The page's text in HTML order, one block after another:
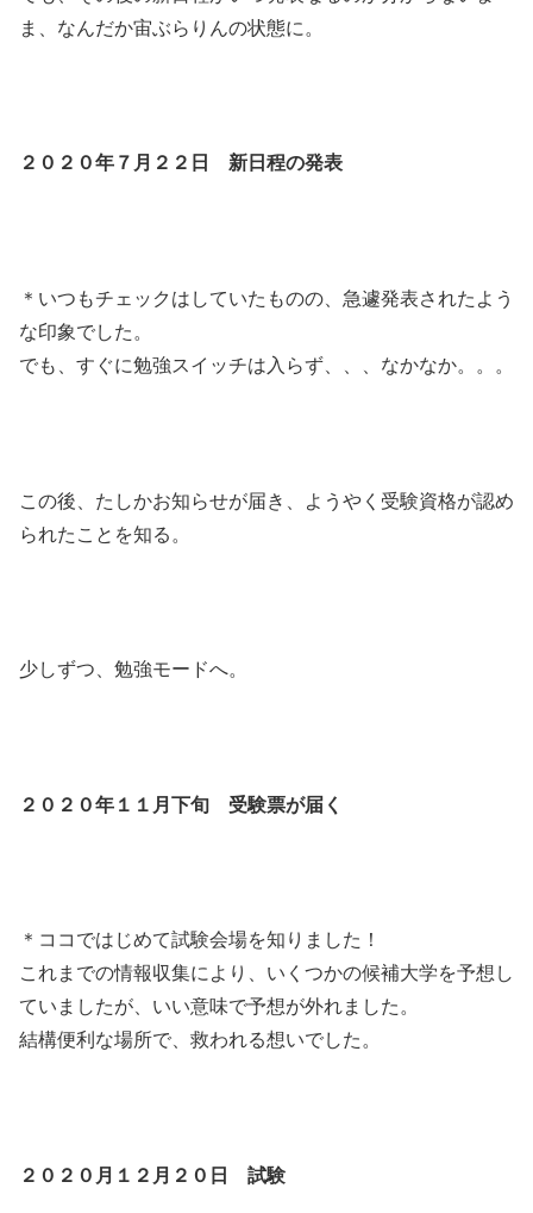
ま、なんだか宙ぶらりんの状態に。
２０２０年７月２２日 新日程の発表
＊いつもチェックはしていたものの、急遽発表されたよう
な印象でした。
でも、すぐに勉強スイッチは入らず、、、なかなか。。。
この後、たしかお知らせが届き、ようやく受験資格が認め
られたことを知る。
少しずつ、勉強モードへ。
２０２０年１１月下旬 受験票が届く
＊ココではじめて試験会場を知りました！
これまでの情報収集により、いくつかの候補大学を予想し
ていましたが、いい意味で予想が外れました。
結構便利な場所で、救われる想いでした。
２０２０月１２月２０日 試験